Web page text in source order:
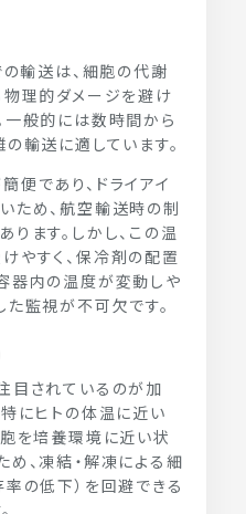
輸送は、細胞の代謝
物理的ダメージを避け
一般的には数時間から
輸送に適しています。
であり、ドライアイ
ため、航空輸送時の制
ます。しかし、この温
やすく、保冷剤の配置
器内の温度が変動しや
監視が不可欠です。
目されているのが加
にヒトの体温に近い
を培養環境に近い状
、凍結・解凍による細
の低下）を回避できる